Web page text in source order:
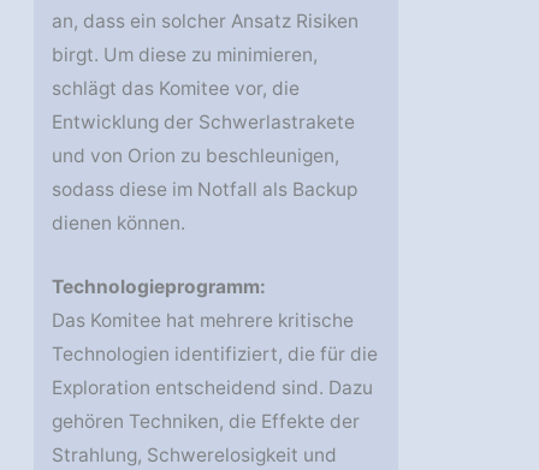
an, dass ein solcher Ansatz Risiken
birgt. Um diese zu minimieren,
schlägt das Komitee vor, die
Entwicklung der Schwerlastrakete
und von Orion zu beschleunigen,
sodass diese im Notfall als Backup
dienen können.
Technologieprogramm:
Das Komitee hat mehrere kritische
Technologien identifiziert, die für die
Exploration entscheidend sind. Dazu
gehören Techniken, die Effekte der
Strahlung, Schwerelosigkeit und